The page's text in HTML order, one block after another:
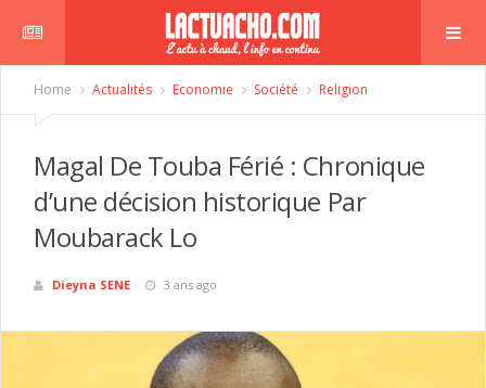
Home Actualités Economie Société Religion
Magal De Touba Férié : Chronique
d’une décision historique Par
Moubarack Lo
Dieyna SENE 3 ans ago